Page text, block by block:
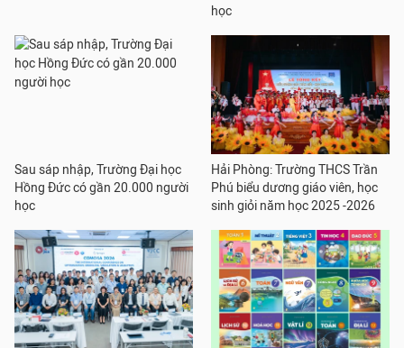
học
Sau sáp nhập, Trường Đại học
Hồng Đức có gần 20.000 người
học
Hải Phòng: Trường THCS Trần
Phú biểu dương giáo viên, học
sinh giỏi năm học 2025 -2026